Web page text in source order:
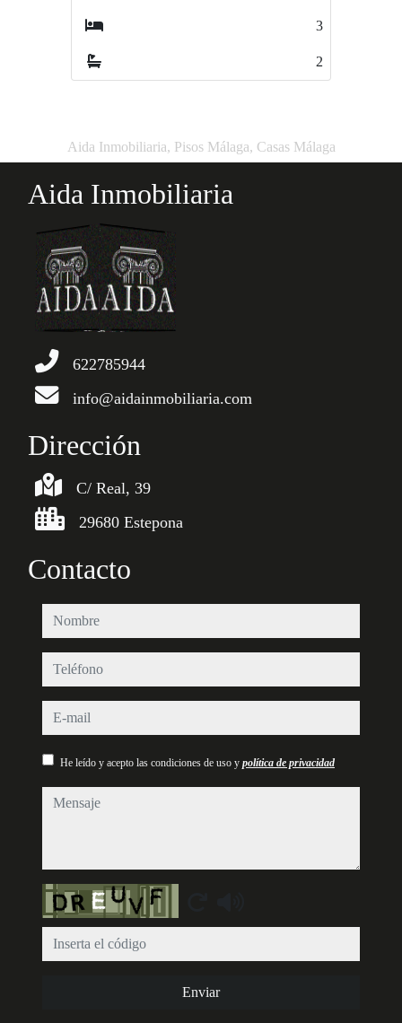
3
2
Aida Inmobiliaria, Pisos Málaga, Casas Málaga
Aida Inmobiliaria
622785944
info@aidainmobiliaria.com
Dirección
C/ Real, 39
29680 Estepona
Contacto
nombre
teléfono
e-mail
He leído y acepto las condiciones de uso y política de privacidad
mensaje
Captcha
Enviar